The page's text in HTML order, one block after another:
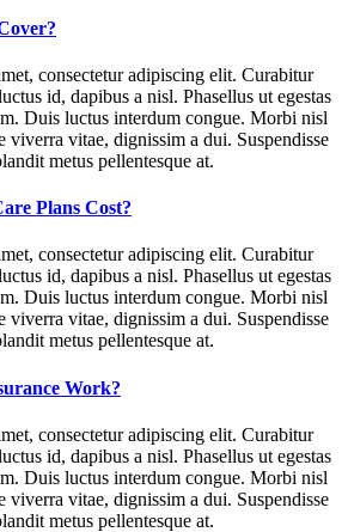
consectetur adipiscing elit. Curabitur
id, dapibus a nisl. Phasellus ut egestas
Duis luctus interdum congue. Morbi nisl
viverra vitae, dignissim a dui. Suspendisse
metus pellentesque at.
Plans Cost?
consectetur adipiscing elit. Curabitur
id, dapibus a nisl. Phasellus ut egestas
Duis luctus interdum congue. Morbi nisl
viverra vitae, dignissim a dui. Suspendisse
metus pellentesque at.
Work?
consectetur adipiscing elit. Curabitur
id, dapibus a nisl. Phasellus ut egestas
Duis luctus interdum congue. Morbi nisl
viverra vitae, dignissim a dui. Suspendisse
metus pellentesque at.